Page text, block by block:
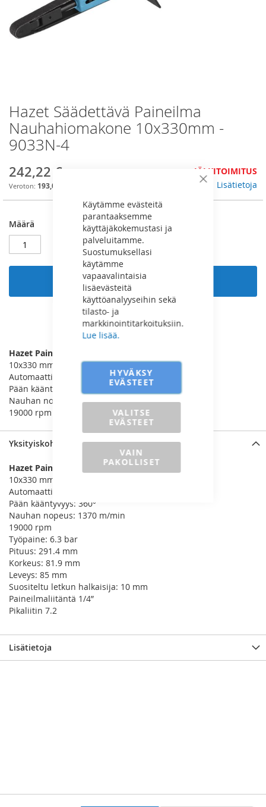
Sulje
Käytämme evästeitä
parantaaksemme
käyttäjäkokemustasi ja
palveluitamme.
Suostumuksellasi
käytämme
vapaavalintaisia
lisäevästeitä
käyttöanalyyseihin sekä
tilasto- ja
markkinointitarkoituksiin.
Lue lisää.
HYVÄKSY
EVÄSTEET
VALITSE
EVÄSTEET
VAIN
PAKOLLISET
Skip
to
the
beginning
the
images
gallery
Hazet Säädettävä Paineilma
Nauhahiomakone 10x330mm -
9033N-4
242,22 €
193,00 €
JÄLKITOIMITUS
Lisätietoja
Määrä
Lisää ostoskoriin
LISÄÄ VERTAILUUN
Hazet Paineilma Säädettävä Nauhahiomakone
10x330 mm nauhoille
Automaattinen nauhan säätö
Pään kääntyvyys: 360°
Nauhan nopeus: 1370 m/min
19000 rpm
Yksityiskohdat
Hazet Paineilma Säädettävä Nauhahiomakone
10x330 mm nauhoille
Automaattinen nauhan säätö
Pään kääntyvyys: 360°
Nauhan nopeus: 1370 m/min
19000 rpm
Työpaine: 6.3 bar
Pituus: 291.4 mm
Korkeus: 81.9 mm
Leveys: 85 mm
Suositeltu letkun halkaisija: 10 mm
Paineilmaliitäntä 1/4”
Pikaliitin 7.2
Lisätietoja